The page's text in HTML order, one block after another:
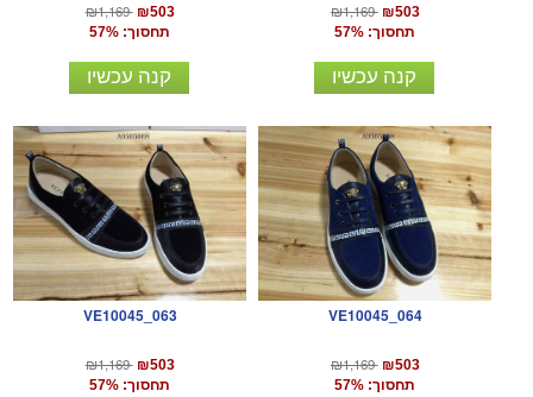
₪1,169 ₪503
תחסוך: 57%
קנה עכשיו
₪1,169 ₪503
תחסוך: 57%
קנה עכשיו
VE10045_063
₪1,169 ₪503
תחסוך: 57%
VE10045_064
₪1,169 ₪503
תחסוך: 57%